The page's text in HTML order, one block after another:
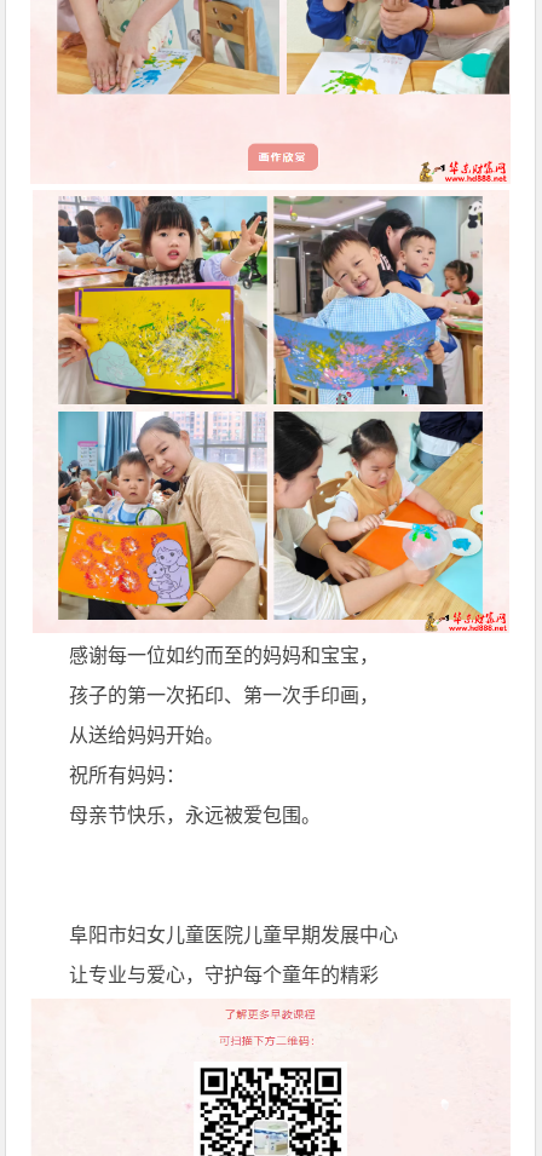
感谢每一位如约而至的妈妈和宝宝，
孩子的第一次拓印、第一次手印画，
从送给妈妈开始。
祝所有妈妈：
母亲节快乐，永远被爱包围。
阜阳市妇女儿童医院儿童早期发展中心
让专业与爱心，守护每个童年的精彩